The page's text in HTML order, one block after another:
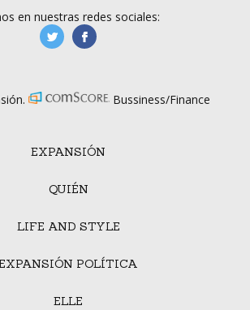
EXPANSIÓN
QUIÉN
LIFE AND STYLE
POLÍTICA
ELLE
en nuestras redes sociales:
manufacturaGE
Bussiness/Finance